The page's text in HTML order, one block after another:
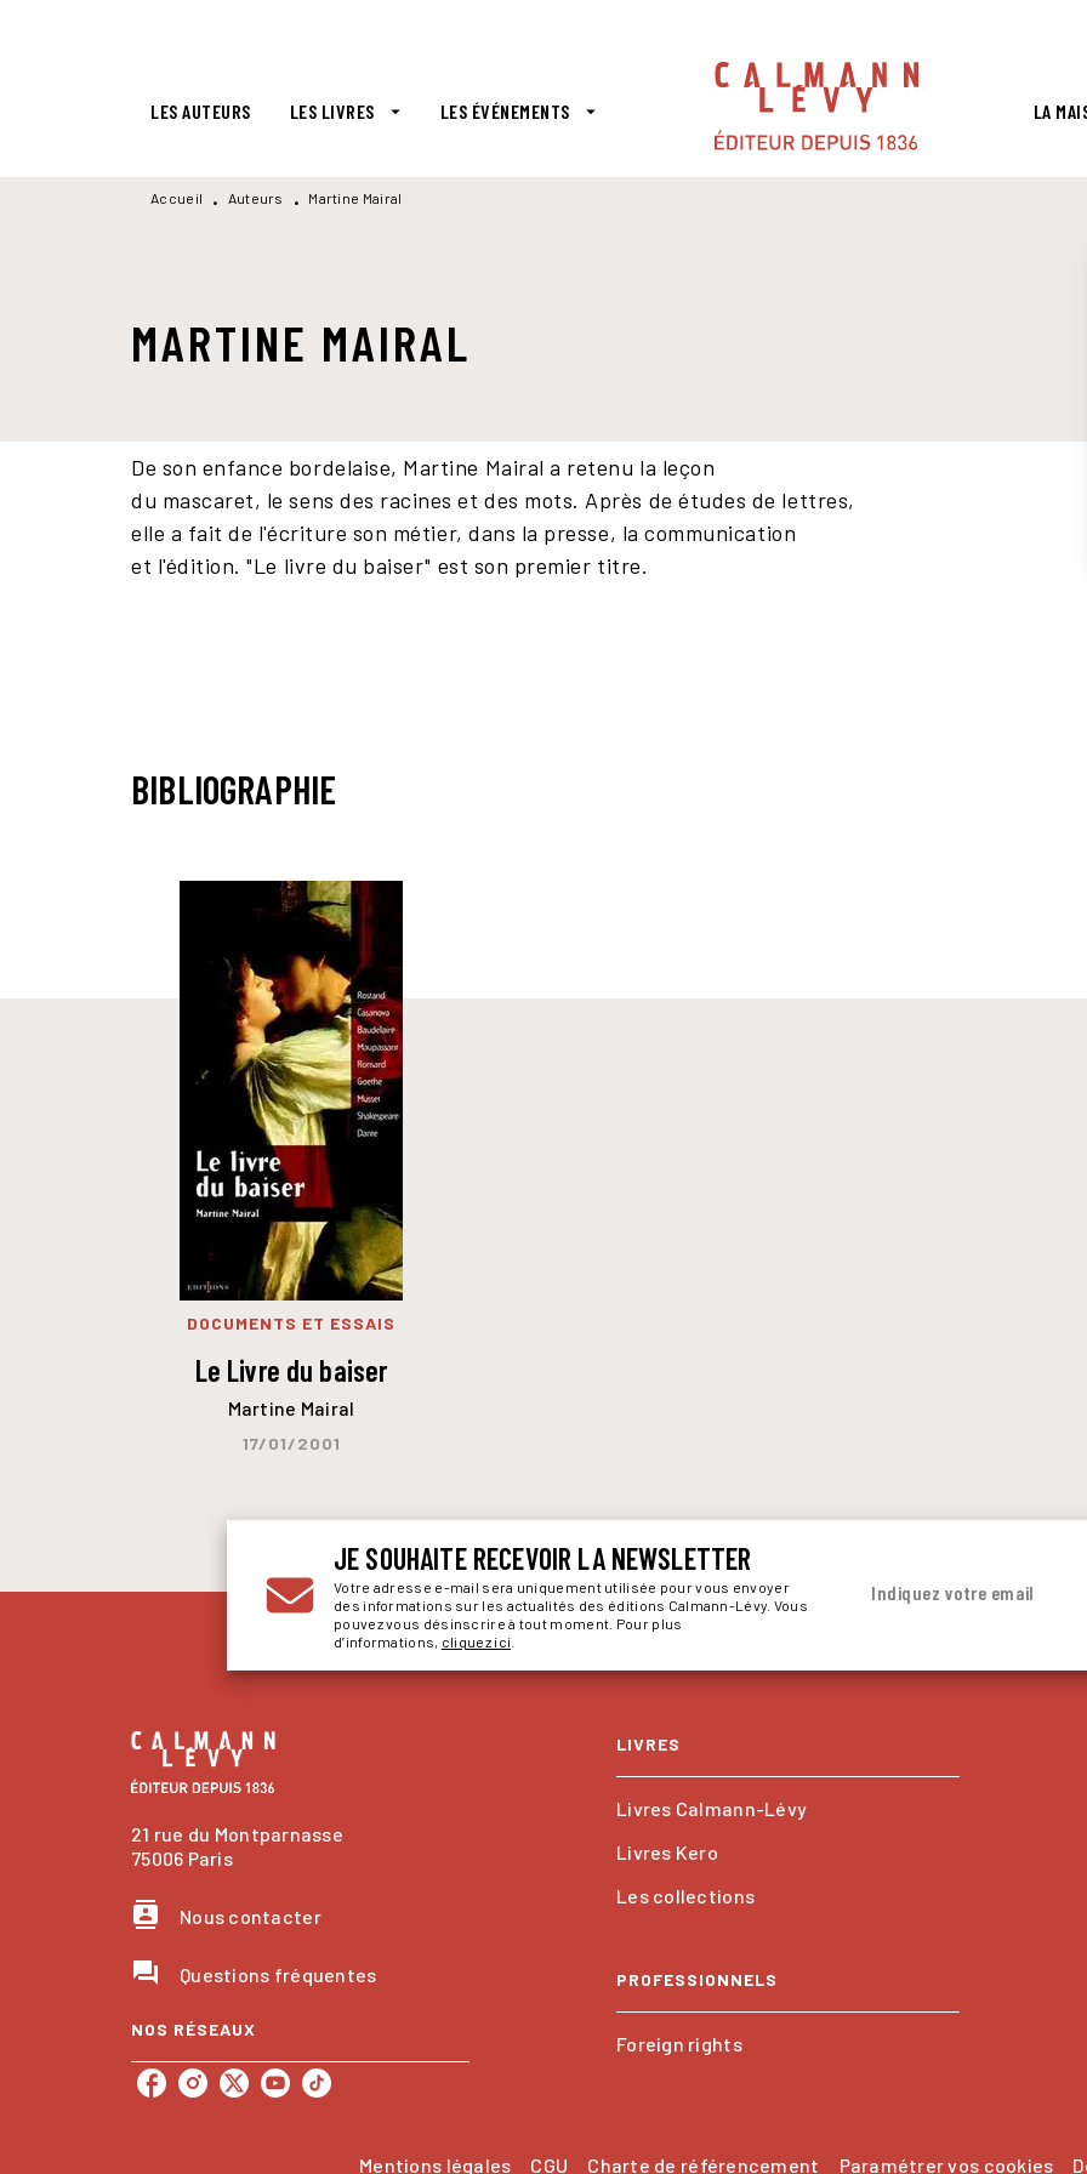
LES AUTEURS LES LIVRES arrow_drop_down LES ÉVÉNEMENTS arrow_drop_down LA
Accueil • Auteurs • Martine Mairal
MARTINE MAIRAL
De son enfance bordelaise, Martine Mairal a retenu la leçon
du mascaret, le sens des racines et des mots. Après de études de lettres,
elle a fait de l'écriture son métier, dans la presse, la communication
et l'édition. "Le livre du baiser" est son premier titre.
BIBLIOGRAPHIE
DOCUMENTS ET ESSAIS
Le Livre du baiser
Martine Mairal
17/01/2001
JE SOUHAITE RECEVOIR LA NEWSLETTER
Votre adresse e-mail sera uniquement utilisée pour vous envoyer
des informations sur les actualités des éditions Calmann-Lévy. Vous
pouvez vous désinscrire à tout moment. Pour plus
d’informations, cliquez ici
Indiquez votre email
21 rue du Montparnasse
75006 Paris
contacts Nous contacter
question_answer Questions fréquentes
NOS RÉSEAUX
LIVRES
Livres Calmann-Lévy
Livres Kero
Les collections
PROFESSIONNELS
Foreign rights
Mentions légales CGU Charte de référencement Paramétrer vos cookies